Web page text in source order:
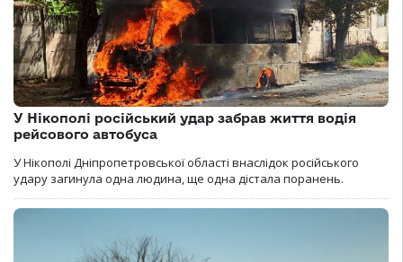
У Нікополі російський удар забрав життя водія
рейсового автобуса
У Нікополі Дніпропетровської області внаслідок російського
удару загинула одна людина, ще одна дістала поранень.